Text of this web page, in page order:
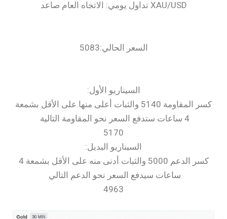
السعر الحالي:5083
‏السيناريو الأول:
كسر المقاومة 5140 والثبات أعلى منها على الأقل بشمعة
4 ساعات ستدفع السعر نحو المقاومة التالية
5170
السيناريو البديل:
كسر الدعم 5000 والثبات أدنى منه على الأقل بشمعة 4
ساعات سيدفع السعر نحو الدعم التالي
4963